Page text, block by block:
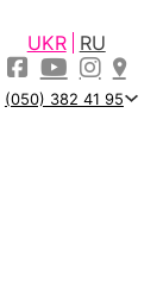
UKR RU
(050) 382 41 95